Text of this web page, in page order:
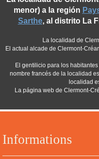
Informations
menor) a la región
Sarthe, al distrito La
La localidad de
El actual alcade de Clermont-
El gentilicio para los
nombre francés de la localidad
localidad
La página web de Clermont-